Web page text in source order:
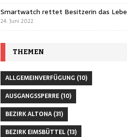
Smartwatch rettet Besitzerin das
24. Juni 2022
THEMEN
ALLGEMEINVERFÜGUNG (10)
AUSGANGSSPERRE(10)
BEZIRK ALTONA(31)
BEZIRK EIMSBÜTTEL(13)